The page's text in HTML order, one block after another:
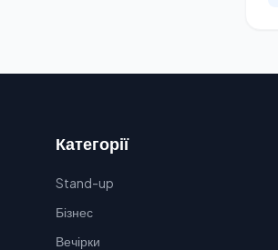
Категорії
Stand-up
Бізнес
Вечірки